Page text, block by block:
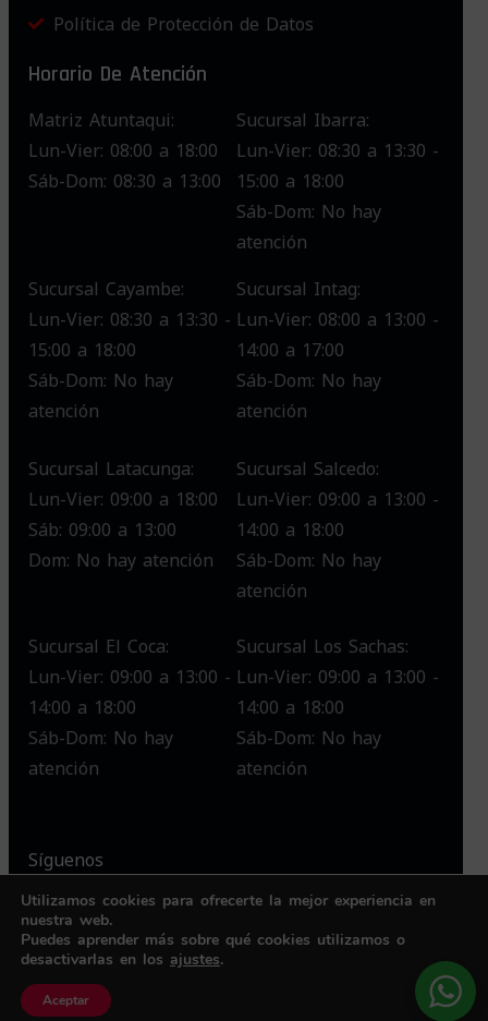
Política de Protección de Datos
Horario De Atención
Matriz Atuntaqui:
Lun-Vier: 08:00 a 18:00
Sáb-Dom: 08:30 a 13:00
Sucursal Ibarra:
Lun-Vier: 08:30 a 13:30 -
15:00 a 18:00
Sáb-Dom: No hay
atención
Sucursal Cayambe:
Lun-Vier: 08:30 a 13:30 -
15:00 a 18:00
Sáb-Dom: No hay
atención
Sucursal Intag:
Lun-Vier: 08:00 a 13:00 -
14:00 a 17:00
Sáb-Dom: No hay
atención
Sucursal Latacunga:
Lun-Vier: 09:00 a 18:00
Sáb: 09:00 a 13:00
Dom: No hay atención
Sucursal Salcedo:
Lun-Vier: 09:00 a 13:00 -
14:00 a 18:00
Sáb-Dom: No hay
atención
Sucursal El Coca:
Lun-Vier: 09:00 a 13:00 -
14:00 a 18:00
Sáb-Dom: No hay
atención
Sucursal Los Sachas:
Lun-Vier: 09:00 a 13:00 -
14:00 a 18:00
Sáb-Dom: No hay
atención
Síguenos
© 2025 Redecom – Todos los derechos reservados.
Utilizamos cookies para ofrecerte la mejor experiencia en
nuestra web.
Puedes aprender más sobre qué cookies utilizamos o
desactivarlas en los ajustes.
Aceptar